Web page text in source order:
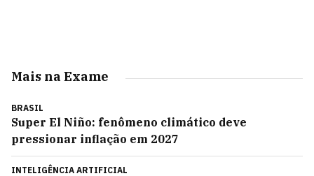
Mais na Exame
BRASIL
Super El Niño: fenômeno climático deve
pressionar inflação em 2027
INTELIGÊNCIA ARTIFICIAL